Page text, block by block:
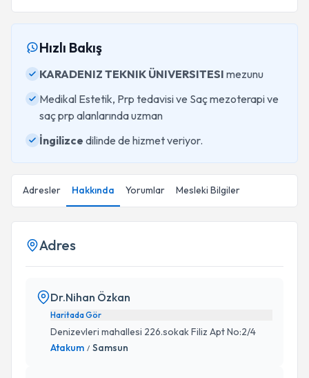
Hızlı Bakış
KARADENIZ TEKNIK ÜNIVERSITESI mezunu
Medikal Estetik, Prp tedavisi ve Saç mezoterapi ve
saç prp alanlarında uzman
İngilizce dilinde de hizmet veriyor.
Adresler Hakkında Yorumlar Mesleki Bilgiler
Adres
Dr.Nihan Özkan
Haritada Gör
Denizevleri mahallesi 226.sokak Filiz Apt No:2/4
Atakum / Samsun